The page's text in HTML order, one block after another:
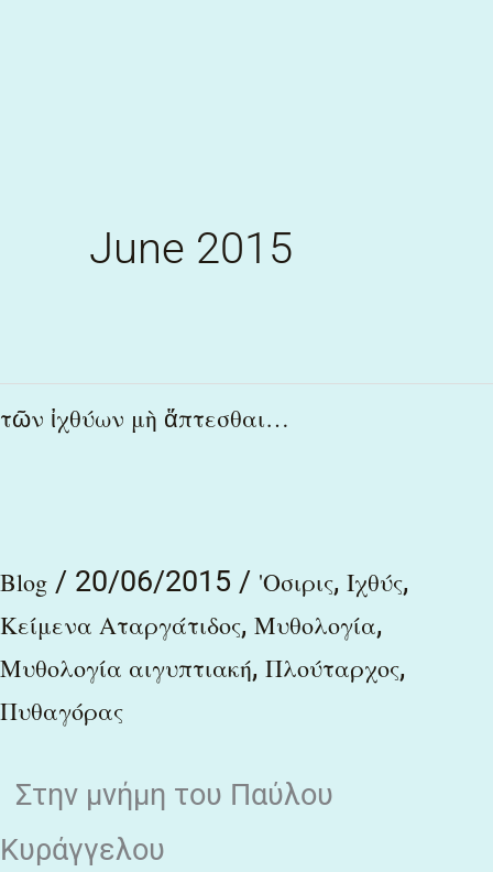
June 2015
τῶν ἰχθύων μὴ ἅπτεσθαι…
Blog / 20/06/2015 / 'Οσιρις, Ιχθύς,
Κείμενα Αταργάτιδος, Μυθολογία,
Μυθολογία αιγυπτιακή, Πλούταρχος,
Πυθαγόρας
Στην μνήμη του Παύλου
Κυράγγελου
τῶν